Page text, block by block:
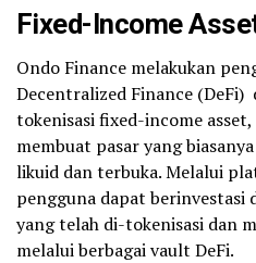
Fixed-Income
Ondo Finance melakukan
Decentralized Finance (DeFi)
tokenisasi fixed-income
membuat pasar yang
likuid dan terbuka. Melalui
pengguna dapat berinvestasi
yang telah di-tokenisasi dan
melalui berbagai vault DeFi.